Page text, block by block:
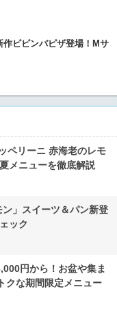
作ビビンバピザ登場！Mサ
ペリーニ 赤海老のレモ
メニューを徹底解説
」スイーツ＆パン新登
ック
円から！お盆や集ま
クな期間限定メニュー